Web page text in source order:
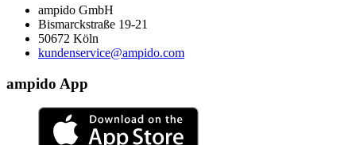
ampido GmbH
Bismarckstraße 19-21
50672 Köln
kundenservice@ampido.com
ampido App